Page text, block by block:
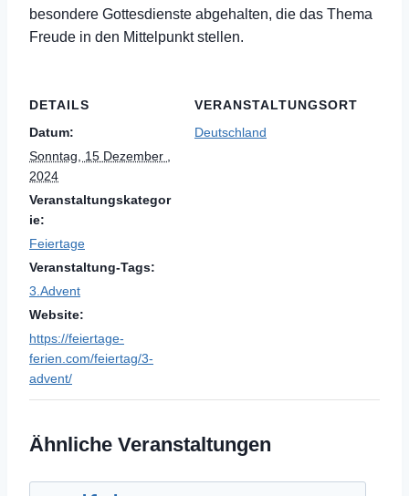
besondere Gottesdienste abgehalten, die das Thema
Freude in den Mittelpunkt stellen.
DETAILS
Datum:
Sonntag, 15 Dezember ,
2024
Veranstaltungskategor
ie:
Feiertage
Veranstaltung-Tags:
3.Advent
Website:
https://feiertage-
ferien.com/feiertag/3-
advent/
VERANSTALTUNGSORT
Deutschland
Ähnliche Veranstaltungen